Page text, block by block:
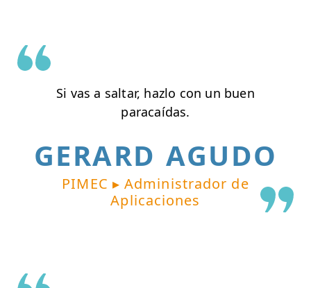
Si vas a saltar, hazlo con un buen
paracaídas.
GERARD AGUDO
PIMEC ▸ Administrador de
Aplicaciones